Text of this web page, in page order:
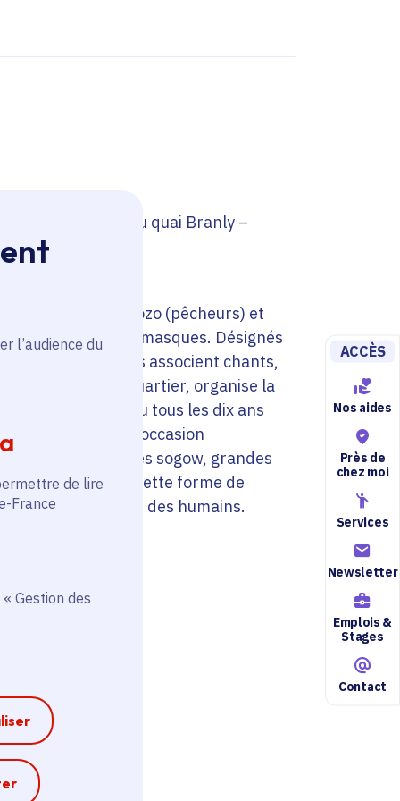
l’audience du
de lire
France
Gestion des
ACCÈS
Nos aides
Près de
chez moi
Services
Newsletter
Emplois &
Stages
Contact
et le musée du quai Branly –
les ethnies Bozo (pêcheurs) et
de la sortie de masques. Désignés
les marionnettes associent chants,
des jeunes du quartier, organise la
Celle-ci a lieu tous les dix ans
ou lors d’une occasion
avec celle des sogow, grandes
ou véritables. Cette forme de
esprits à celui des humains.